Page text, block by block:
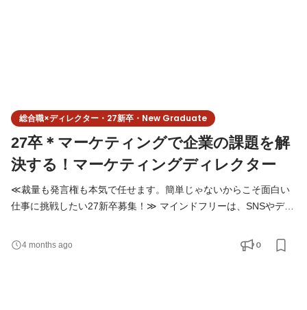
総合職×ディレクター・27新卒・New Graduate
27卒＊マーケティングで企業の課題を解
決する！マーケティングディレクター
≪裁量も発言権も本気で任せます。簡単じゃないからこそ面白い
仕事に挑戦したい27新卒募集！≫ マインドフリーは、SNSやデジ
た課題を解決する会社です。 決まった正解をなぞる仕事ではな
く、 毎回、課題に合わせて最適なやり方を考えることを大切にし
4 months ago 0